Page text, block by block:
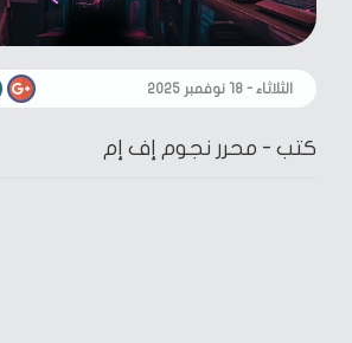
الثلاثاء - ١٨ نوفمبر ٢٠٢٥
كتب - محرر نجوم إف إم